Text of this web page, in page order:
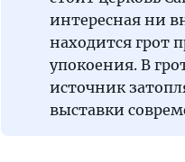
интересная ни
находится грот
упокоения. В
источник
выставки